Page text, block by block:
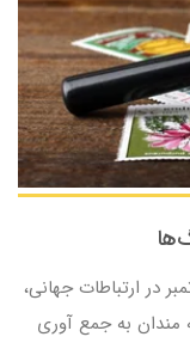
در ارتباطات جهانی،
مندان به جمع‌ آوری